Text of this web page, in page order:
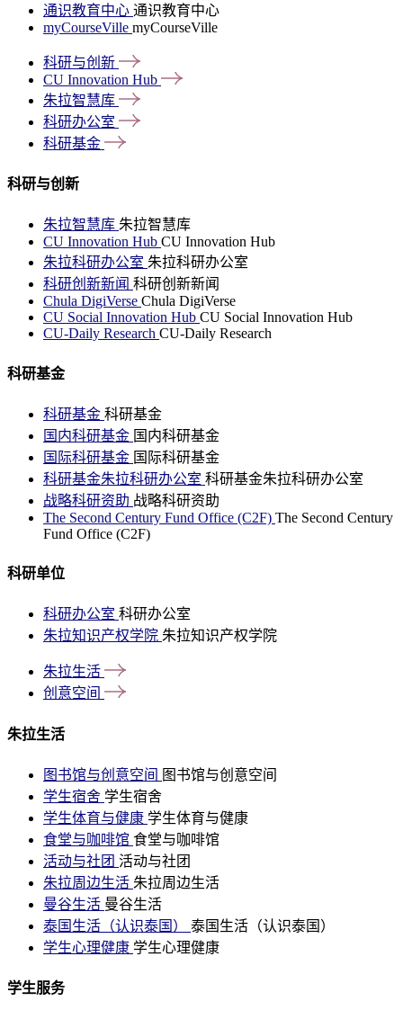
通识教育中心 通识教育中心
myCourseVille myCourseVille
科研与创新
CU Innovation Hub
朱拉智慧库
科研办公室
科研基金
科研与创新
朱拉智慧库 朱拉智慧库
CU Innovation Hub CU Innovation Hub
朱拉科研办公室 朱拉科研办公室
科研创新新闻 科研创新新闻
Chula DigiVerse Chula DigiVerse
CU Social Innovation Hub CU Social Innovation Hub
CU-Daily Research CU-Daily Research
科研基金
科研基金 科研基金
国内科研基金 国内科研基金
国际科研基金 国际科研基金
科研基金朱拉科研办公室 科研基金朱拉科研办公室
战略科研资助 战略科研资助
The Second Century Fund Office (C2F) The Second Century
Fund Office (C2F)
科研单位
科研办公室 科研办公室
朱拉知识产权学院 朱拉知识产权学院
朱拉生活
创意空间
朱拉生活
图书馆与创意空间 图书馆与创意空间
学生宿舍 学生宿舍
学生体育与健康 学生体育与健康
食堂与咖啡馆 食堂与咖啡馆
活动与社团 活动与社团
朱拉周边生活 朱拉周边生活
曼谷生活 曼谷生活
泰国生活（认识泰国） 泰国生活（认识泰国）
学生心理健康 学生心理健康
学生服务